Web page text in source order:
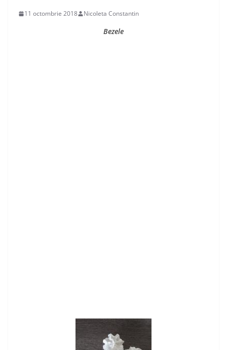
11 octombrie 2018 Nicoleta Constantin
Bezele